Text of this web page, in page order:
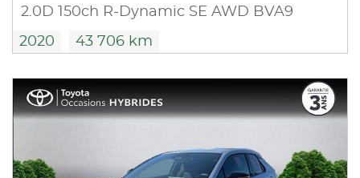
2.0D 150ch R-Dynamic SE AWD BVA9
2020 43 706 km